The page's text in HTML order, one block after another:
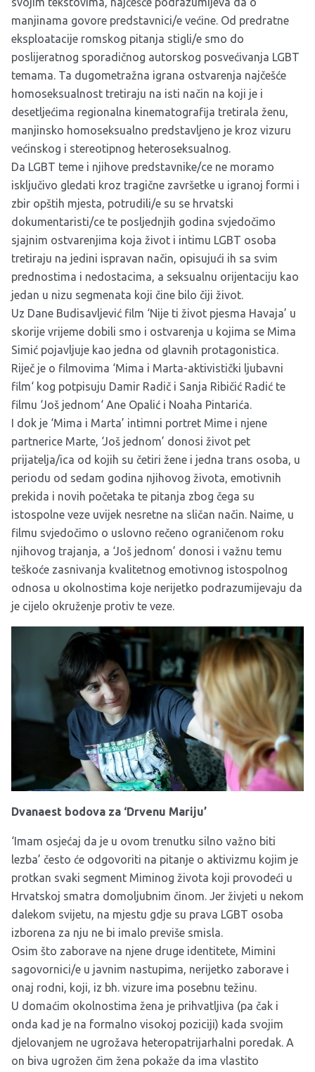
manjinama govore predstavnici/e većine. Od predratne
eksploatacije romskog pitanja stigli/e smo do
poslijeratnog sporadičnog autorskog posvećivanja LGBT
temama. Ta dugometražna igrana ostvarenja najčešće
homoseksualnost tretiraju na isti način na koji je i
desetljećima regionalna kinematografija tretirala ženu,
manjinsko homoseksualno predstavljeno je kroz vizuru
većinskog i stereotipnog heteroseksualnog.
Da LGBT teme i njihove predstavnike/ce ne moramo
isključivo gledati kroz tragične završetke u igranoj formi i
zbir opštih mjesta, potrudili/e su se hrvatski
dokumentaristi/ce te posljednjih godina svjedočimo
sjajnim ostvarenjima koja život i intimu LGBT osoba
tretiraju na jedini ispravan način, opisujući ih sa svim
prednostima i nedostacima, a seksualnu orijentaciju kao
jedan u nizu segmenata koji čine bilo čiji život.
Uz Dane Budisavljević film ‘Nije ti život pjesma Havaja’ u
skorije vrijeme dobili smo i ostvarenja u kojima se Mima
Simić pojavljuje kao jedna od glavnih protagonistica.
Riječ je o filmovima ‘Mima i Marta-aktivistički ljubavni
film‘ kog potpisuju Damir Radič i Sanja Ribičić Radić te
filmu ‘Još jednom‘ Ane Opalić i Noaha Pintarića.
I dok je ‘Mima i Marta’ intimni portret Mime i njene
partnerice Marte, ‘Još jednom’ donosi život pet
prijatelja/ica od kojih su četiri žene i jedna trans osoba, u
periodu od sedam godina njihovog života, emotivnih
prekida i novih početaka te pitanja zbog čega su
istospolne veze uvijek nesretne na sličan način. Naime, u
filmu svjedočimo o uslovno rečeno ograničenom roku
njihovog trajanja, a ‘Još jednom’ donosi i važnu temu
teškoće zasnivanja kvalitetnog emotivnog istospolnog
odnosa u okolnostima koje nerijetko podrazumijevaju da
je cijelo okruženje protiv te veze.
Dvanaest bodova za ‘Drvenu Mariju’
‘Imam osjećaj da je u ovom trenutku silno važno biti
lezba’ često će odgovoriti na pitanje o aktivizmu kojim je
protkan svaki segment Miminog života koji provodeći u
Hrvatskoj smatra domoljubnim činom. Jer živjeti u nekom
dalekom svijetu, na mjestu gdje su prava LGBT osoba
izborena za nju ne bi imalo previše smisla.
Osim što zaborave na njene druge identitete, Mimini
sagovornici/e u javnim nastupima, nerijetko zaborave i
onaj rodni, koji, iz bh. vizure ima posebnu težinu.
U domaćim okolnostima žena je prihvatljiva (pa čak i
onda kad je na formalno visokoj poziciji) kada svojim
djelovanjem ne ugrožava heteropatrijarhalni poredak. A
on biva ugrožen čim žena pokaže da ima vlastito